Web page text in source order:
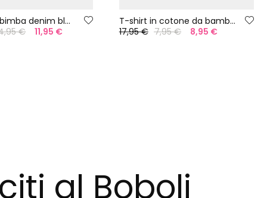
Pantaloni bimba denim bleach
€
11,95 €
T-shirt in cotone da bambina con stampa
17,95 € 7,95 € 8,95 €
al Boboli